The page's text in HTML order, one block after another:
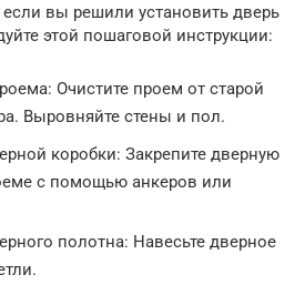
вы решили установить дверь
этой пошаговой инструкции:
Очистите проем от старой
Выровняйте стены и пол.
коробки: Закрепите дверную
с помощью анкеров или
полотна: Навесьте дверное